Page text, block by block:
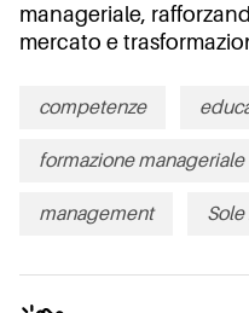
manageriale,
mercato e
competenze
formazione manageriale
management Sole